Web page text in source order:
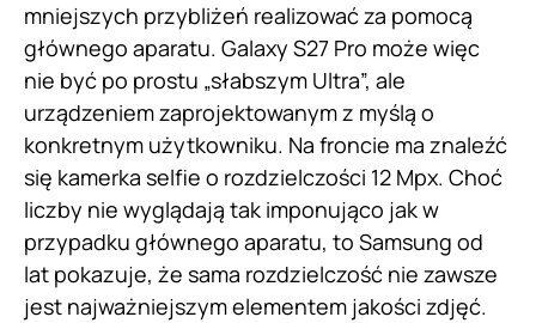
mniejszych przybliżeń realizować za pomocą
głównego aparatu. Galaxy S27 Pro może więc
nie być po prostu „słabszym Ultra”, ale
urządzeniem zaprojektowanym z myślą o
konkretnym użytkowniku. Na froncie ma znaleźć
się kamerka selfie o rozdzielczości 12 Mpx. Choć
liczby nie wyglądają tak imponująco jak w
przypadku głównego aparatu, to Samsung od
lat pokazuje, że sama rozdzielczość nie zawsze
jest najważniejszym elementem jakości zdjęć.